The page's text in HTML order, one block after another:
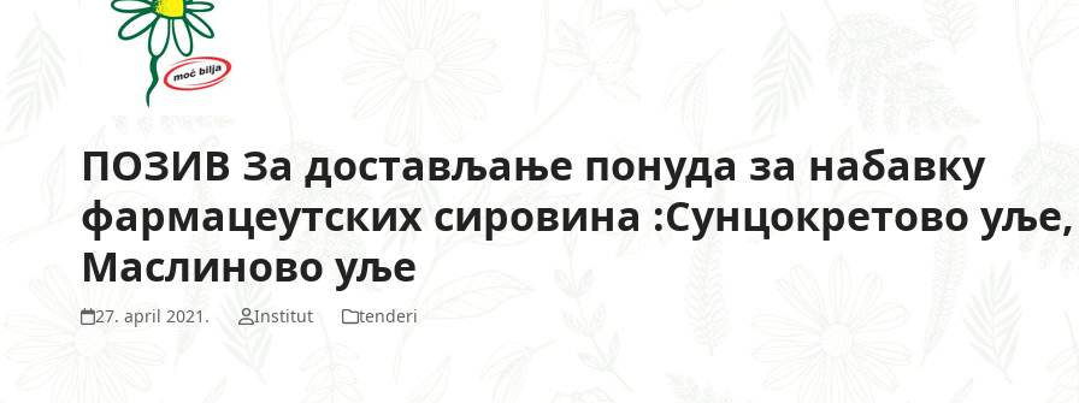
ПОЗИВ За достављање понуда за набавку
фармацеутских сировина :Сунцокретово уље,
Маслиново уље
27. april 2021. Institut tenderi